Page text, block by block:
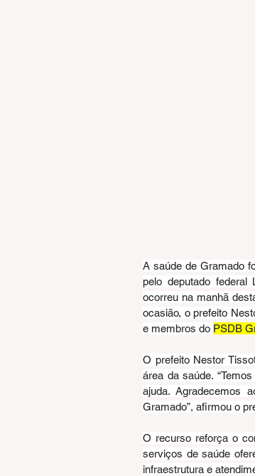
A saúde de Gramado
pelo deputado
ocorreu na manhã
ocasião, o prefeito
e membros do PSDB
O prefeito Nestor
área da saúde.
ajuda. Agradecemos
Gramado”, afirmou o
O recurso reforça o
serviços de saúde
infraestrutura e